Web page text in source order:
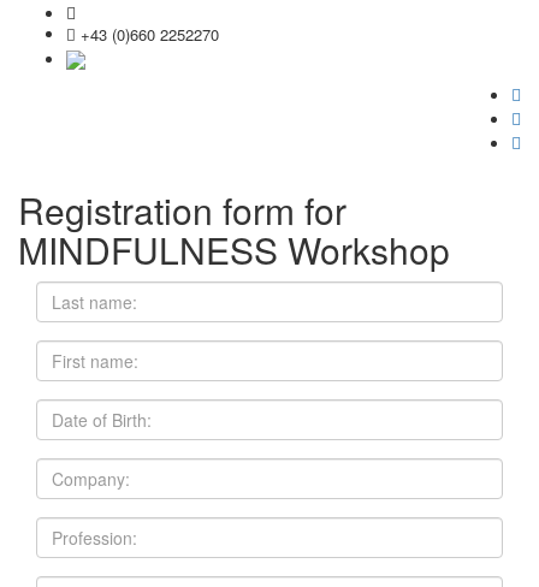
+43 (0)660 2252270
Registration form for
MINDFULNESS Workshop